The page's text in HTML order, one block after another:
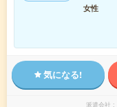
女性
気になる!
派遣会社